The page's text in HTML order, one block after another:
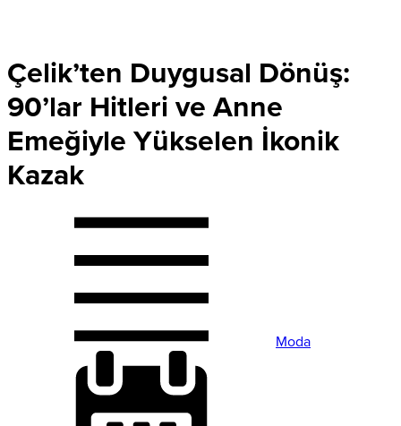
Çelik’ten Duygusal Dönüş:
90’lar Hitleri ve Anne
Emeğiyle Yükselen İkonik
Kazak
Moda